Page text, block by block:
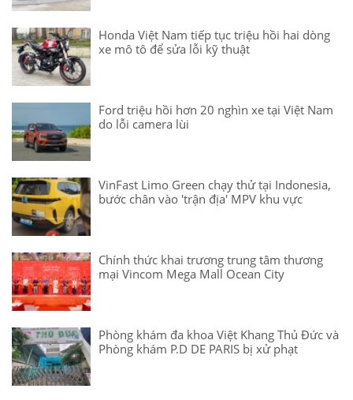
Honda Việt Nam tiếp tục triệu hồi hai dòng
xe mô tô để sửa lỗi kỹ thuật
Ford triệu hồi hơn 20 nghìn xe tại Việt Nam
do lỗi camera lùi
VinFast Limo Green chạy thử tại Indonesia,
bước chân vào 'trận địa' MPV khu vực
Chính thức khai trương trung tâm thương
mại Vincom Mega Mall Ocean City
Phòng khám đa khoa Việt Khang Thủ Đức và
Phòng khám P.D DE PARIS bị xử phạt